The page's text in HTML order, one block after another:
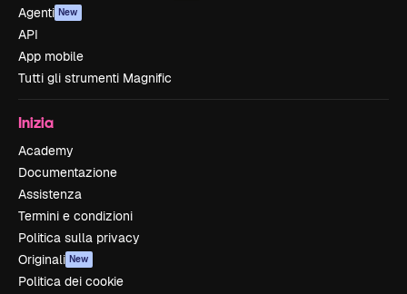
Agenti New
API
App mobile
Tutti gli strumenti Magnific
Inizia
Academy
Documentazione
Assistenza
Termini e condizioni
Politica sulla privacy
Originali New
Politica dei cookie